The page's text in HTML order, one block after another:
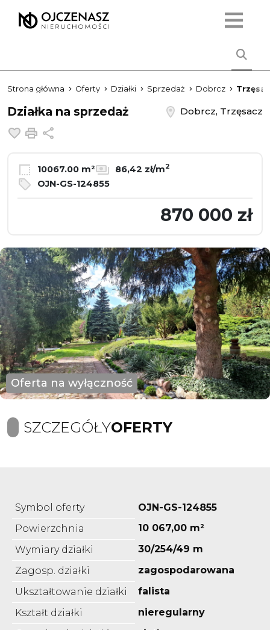
Strona główna Oferty Działki Sprzedaż Dobrcz
Działka na sprzedaż
Dobrcz, Trzęsacz
Dodaj do ulubionych
Drukuj
10067.00 m² 86,42 zł/m2
OJN-GS-124855
870 000 zł
Oferta na wyłączność
SZCZEGÓŁYOFERTY
Symbol oferty
OJN-GS-124855
Powierzchnia
10 067,00 m²
Wymiary działki
30/254/49 m
Zagosp. działki
zagospodarowana
Ukształtowanie działki
falista
Kształt działki
nieregularny